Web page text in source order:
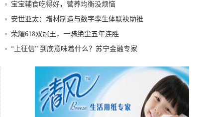
宝宝辅食吃得好，营养均衡没烦恼
安世亚太：增材制造与数字孪生体联袂助推
产业智
荣耀618双冠王，一骑绝尘五年连胜
“上征信” 到底意味着什么？苏宁金融专家
泡面中的“爱马仕”——食族人麻辣爆肚粉